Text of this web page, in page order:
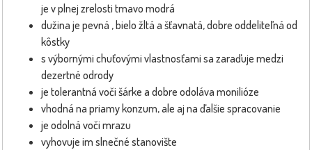
je v plnej zrelosti tmavo modrá
dužina je pevná , bielo žltá a šťavnatá, dobre oddeliteľná od
kôstky
s výbornými chuťovými vlastnosťami sa zaraďuje medzi
dezertné odrody
je tolerantná voči šárke a dobre odoláva monilióze
vhodná na priamy konzum, ale aj na ďalšie spracovanie
je odolná voči mrazu
vyhovuje im slnečné stanovište